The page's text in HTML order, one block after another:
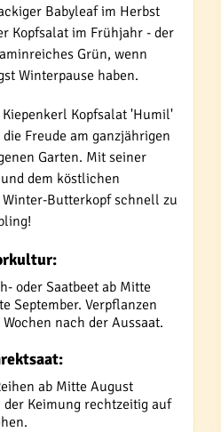
Babyleaf im Herbst
Kopfsalat im Frühjahr - der
Grün, wenn
Winterpause haben.
Kopfsalat 'Humil'
Freude am ganzjährigen
Garten. Mit seiner
dem köstlichen
Butterkopf schnell zu
oder Saatbeet ab Mitte
September. Verpflanzen
nach der Aussaat.
ab Mitte August
Keimung rechtzeitig auf